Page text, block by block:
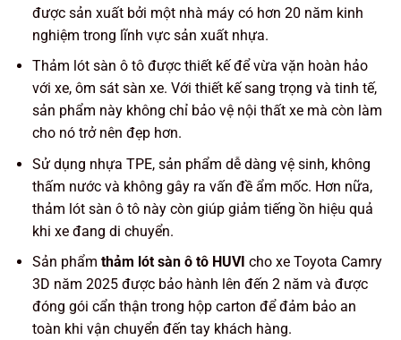
được sản xuất bởi một nhà máy có hơn 20 năm kinh
nghiệm trong lĩnh vực sản xuất nhựa.
Thảm lót sàn ô tô được thiết kế để vừa vặn hoàn hảo
với xe, ôm sát sàn xe. Với thiết kế sang trọng và tinh tế,
sản phẩm này không chỉ bảo vệ nội thất xe mà còn làm
cho nó trở nên đẹp hơn.
Sử dụng nhựa TPE, sản phẩm dễ dàng vệ sinh, không
thấm nước và không gây ra vấn đề ẩm mốc. Hơn nữa,
thảm lót sàn ô tô này còn giúp giảm tiếng ồn hiệu quả
khi xe đang di chuyển.
Sản phẩm thảm lót sàn ô tô HUVI cho xe Toyota Camry
3D năm 2025 được bảo hành lên đến 2 năm và được
đóng gói cẩn thận trong hộp carton để đảm bảo an
toàn khi vận chuyển đến tay khách hàng.